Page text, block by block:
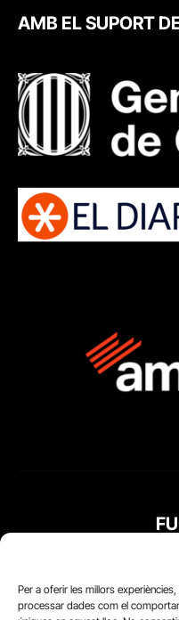
Per a oferir les millors
processar dades com el
AMB EL SUPORT